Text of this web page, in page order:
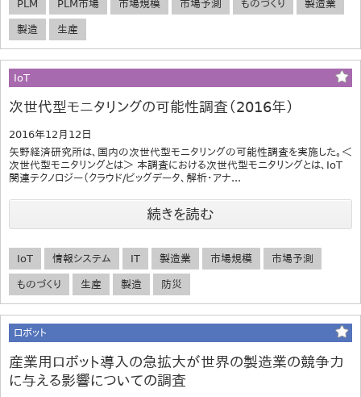
PLM PLM市場 市場規模 市場予測 ものづくり 製造業
製造 生産
IoT
次世代型モニタリングの可能性調査（2016年）
2016年12月12日
矢野経済研究所は、国内の次世代型モニタリングの可能性調査を実施した。＜
次世代型モニタリングとは＞ 本調査における次世代型モニタリングとは、IoT
関連テクノロジー（クラウド/ビッグデータ、解析・アナ...
続きを読む
IoT 情報システム IT 製造業 市場規模 市場予測
ものづくり 生産 製造 防災
ロボット
産業用ロボット導入の急拡大が世界の製造業の競争力
に与える影響についての調査